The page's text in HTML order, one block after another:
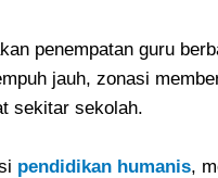
penempatan guru
jauh, zonasi
sekitar sekolah.
pendidikan humanis,